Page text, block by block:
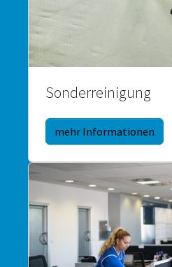
Sonderreinigung
mehr Informationen